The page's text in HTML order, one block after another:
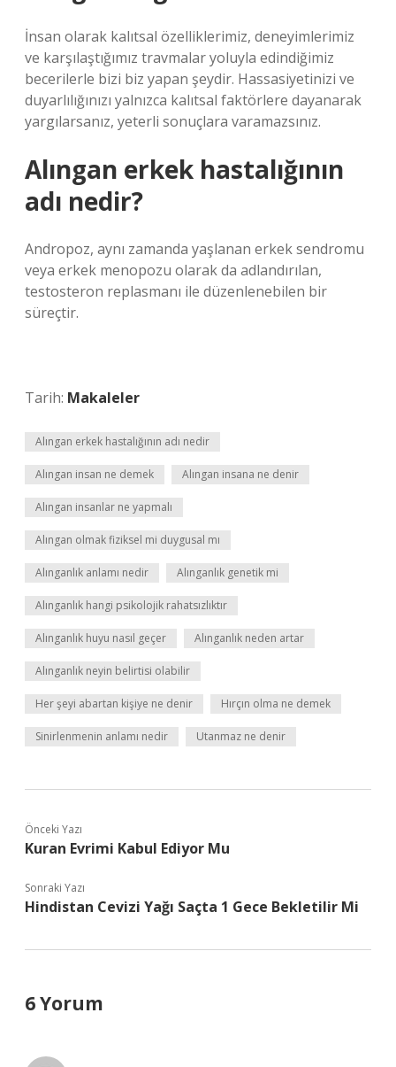
İnsan olarak kalıtsal özelliklerimiz, deneyimlerimiz
ve karşılaştığımız travmalar yoluyla edindiğimiz
becerilerle bizi biz yapan şeydir. Hassasiyetinizi ve
duyarlılığınızı yalnızca kalıtsal faktörlere dayanarak
yargılarsanız, yeterli sonuçlara varamazsınız.
Alıngan erkek hastalığının
adı nedir?
Andropoz, aynı zamanda yaşlanan erkek sendromu
veya erkek menopozu olarak da adlandırılan,
testosteron replasmanı ile düzenlenebilen bir
süreçtir.
Tarih: Makaleler
Alıngan erkek hastalığının adı nedir
Alıngan insan ne demek Alıngan insana ne denir
Alıngan insanlar ne yapmalı
Alıngan olmak fiziksel mi duygusal mı
Alınganlık anlamı nedir Alınganlık genetik mi
Alınganlık hangi psikolojik rahatsızlıktır
Alınganlık huyu nasıl geçer Alınganlık neden artar
Alınganlık neyin belirtisi olabilir
Her şeyi abartan kişiye ne denir Hırçın olma ne demek
Sinirlenmenin anlamı nedir Utanmaz ne denir
Önceki Yazı
Kuran Evrimi Kabul Ediyor Mu
Sonraki Yazı
Hindistan Cevizi Yağı Saçta 1 Gece Bekletilir Mi
6 Yorum